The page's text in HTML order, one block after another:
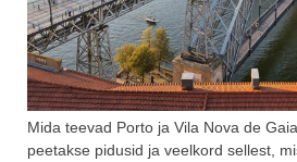
Mida teevad Porto ja Vila Nova de
peetakse pidusid ja veelkord sellest,